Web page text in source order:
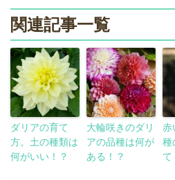
関連記事一覧
ダリアの育て
方。土の種類は
何がいい！？
大輪咲きのダリ
アの品種は何が
ある！？
赤
種
て